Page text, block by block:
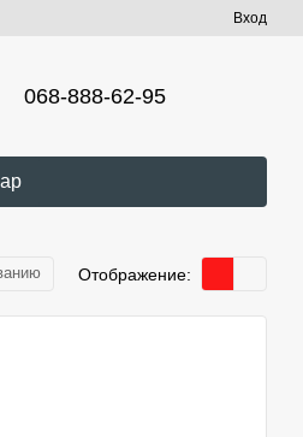
Вход
068-888-62-95
Отображение: